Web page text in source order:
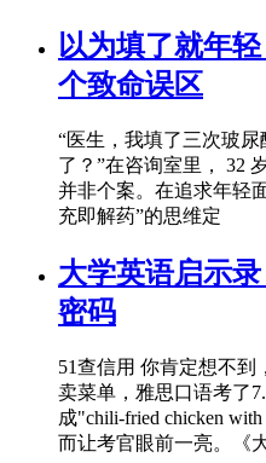
以为填了就年
个致命误区
“医生，我填了三次玻
了？”在咨询室里， 32
并非个案。在追求年轻
充即解药”的思维定
大学英语启示
密码
51查信用 你肯定想不
卖菜单，雅思口语考了
成"chili-fried chicken
而让考官眼前一亮。《